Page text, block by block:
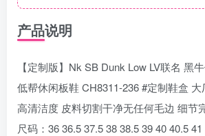
产品说明
【定制版】Nk SB Dunk Low LV联名 黑
低帮休闲板鞋 CH8311-236 #定制鞋盒
高清洁度 皮料切割干净无任何毛边 细节
尺码：36 36.5 37.5 38 38.5 39 40 40.5